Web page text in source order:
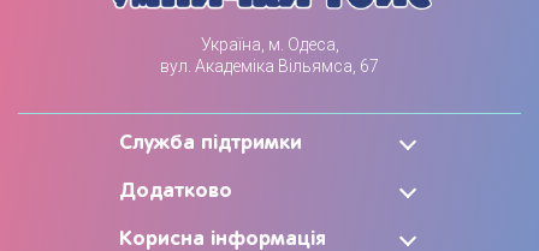
Україна, м. Одеса,
вул. Академіка Вільямса, 67
Служба підтримки
Додатково
Корисна інформація